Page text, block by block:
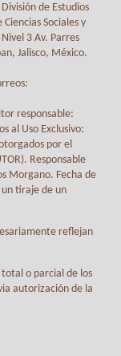
de Estudios
Sociales y
3 Av. Parres
Jalisco, México.
responsable:
al Uso Exclusivo:
por el
Responsable
Morgano. Fecha de
tiraje de un
reflejan
o parcial de los
autorización de la